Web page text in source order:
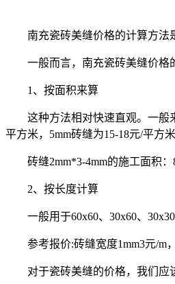
南充瓷砖美缝价格的计算方法
一般而言，南充瓷砖美缝价格
1、按面积来算
这种方法相对快速直观。一般
平方米，5mm砖缝为15-18元/平方
砖缝2mm*3-4mm的施工面积
2、按长度计算
一般用于60x60、30x60、
参考报价:砖缝宽度1mm3元/m
对于瓷砖美缝的价格，我们应